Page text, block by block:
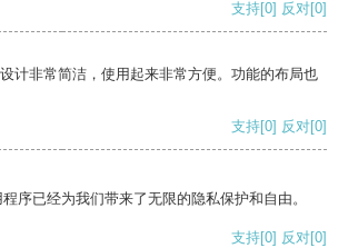
支持[0] 反对[0]
计非常简洁，使用起来非常方便。功能的布局也
支持[0] 反对[0]
序已经为我们带来了无限的隐私保护和自由。
支持[0] 反对[0]